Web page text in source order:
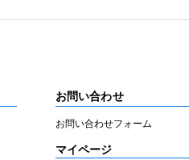
お問い合わせ
お問い合わせフォーム
マイページ